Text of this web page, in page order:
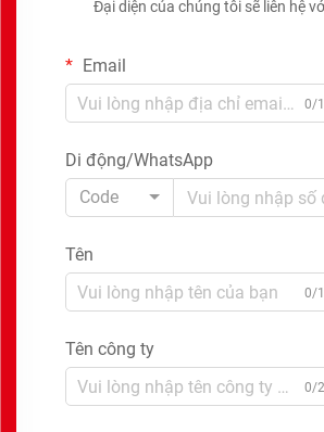
Đại diện của chúng tôi sẽ liên hệ
Email
0/
Di động/WhatsApp
Code
Tên
0/
Tên công ty
0/